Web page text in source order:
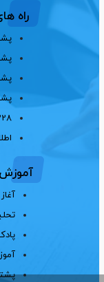
راه
آموزش
آغاز